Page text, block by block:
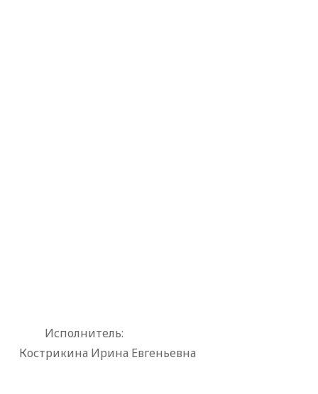
Исполнитель:
Кострикина Ирина Евгеньевна